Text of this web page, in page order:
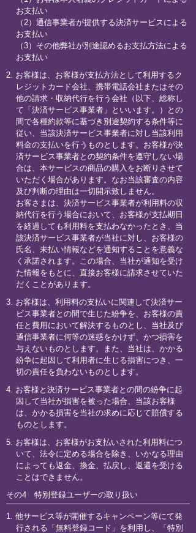
お支払い
（2）通信事業者が提供する決済サービスによる
お支払い
（3）その他弊社が別途認めるお支払方法による
お支払い
2. お客様は、お客様が支払方法として利用するク
レジットカード会社、携帯電話会社またはその
他の請求・収納代行を行う会社（以下、総称し
て「決済サービス事業者」といいます。）との
間で各種約款等に基づき別途契約する条件等に
従い、当該決済サービス事業者に対し当該利用
料金の支払いを行うものとします。お客様が決
済サービス事業者との契約条件を遵守しない場
合は、本サービスの商品の購入をお断りさせて
いただく場合があります。なお当該審査の内容
及び判断の理由は一切開示致しません。
お客さまは、決済サービス事業者が利用料の収
納代行を行う場合において、お客様が支払期日
を経過しても利用料を支払わなかったとき、当
該決済サービス事業者が当社に対し、お客様の
氏名、未払い情報などを通知することを意義な
く承諾されます。この場合、当社が通知を受け
た情報をもとに、直接お客様に請求させていた
だくことがあります。
3. お客様は、利用料の支払いに関連して決済サー
ビス事業者との間で生じた紛争を、お客様の責
任と費用において解決するものとし、当社及び
通信事業者に何等の迷惑をかけず、かつ損害を
与えないものとします。また、当社は、かかる
紛争に起因して利用者に生じる損害につき、一
切の責任を負わないものとします。
4. お客様と決済サービス事業者との間の紛争に起
因して当社が損害を被った場合、当該お客様
は、かかる損害を当社の求めに応じて賠償する
ものとします。
5. お客様は、お客様がお支払いされた利用料につ
いて、法令に定める場合を除き、いかなる理由
によっても返金、換金、払戻し、返還を受ける
ことはできません。
その4 特別登録ユーザーの取り扱い
1. 他サービス等が開催するキャンペーン等にて発
行される「無料登録コード」を利用し、「特別